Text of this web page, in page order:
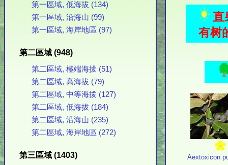
第一區域, 低海拔 (134)
第一區域, 沿海山 (99)
第一區域, 海岸地區 (97)
第二區域 (948)
第二區域, 極端海拔 (51)
第二區域, 高海拔 (79)
第二區域, 中等海拔 (127)
第二區域, 低海拔 (184)
第二區域, 沿海山 (235)
第二區域, 海岸地區 (272)
第三區域 (1403)
直
有树
Aextoxicon